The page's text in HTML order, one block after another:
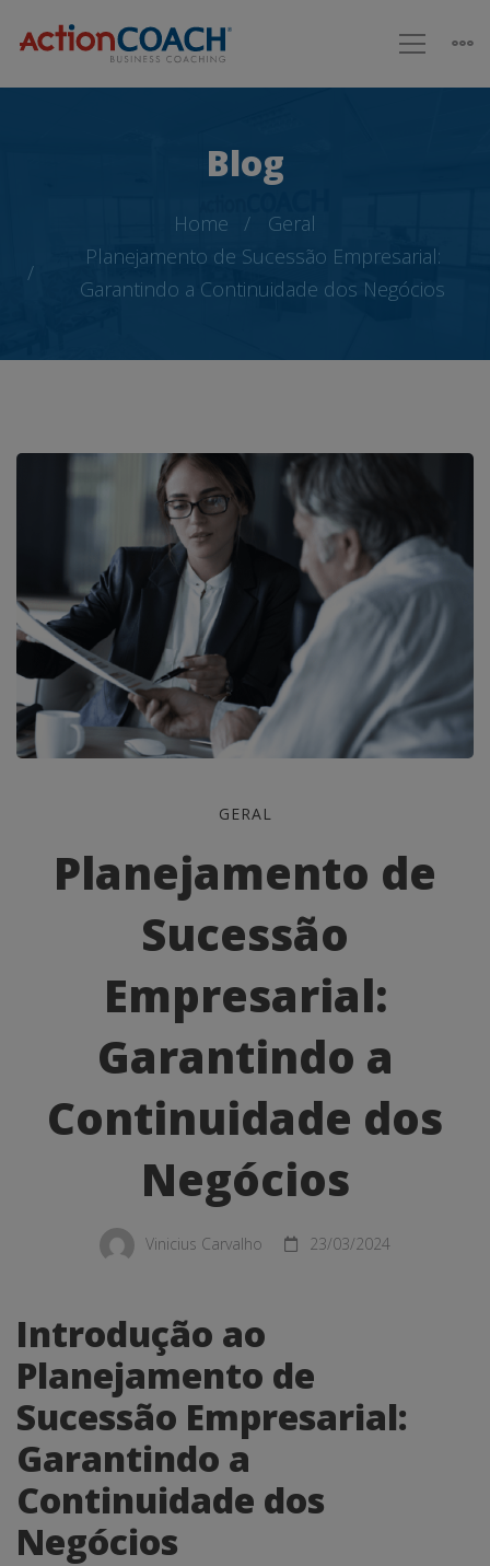
Blog
Home
Geral
Planejamento de Sucessão Empresarial:
Garantindo a Continuidade dos Negócios
Planejamento
de
Sucessão
Empresarial:
Garantindo
Continuidade
dos
Negócios
GERAL
Planejamento de
Sucessão
Empresarial:
Garantindo a
Continuidade dos
Negócios
Vinicius Carvalho 23/03/2024
Introdução ao
Planejamento de
Sucessão Empresarial:
Garantindo a
Continuidade dos
Negócios